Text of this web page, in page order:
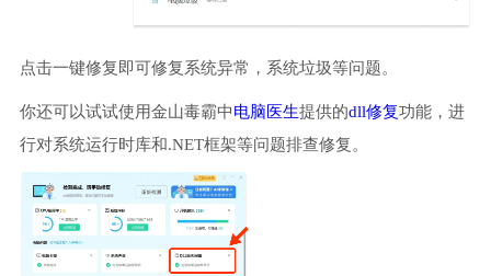
点击一键修复即可修复系统异常，系统垃圾等问题。
你还可以试试使用金山毒霸中电脑医生提供的dll修复功能，进
行对系统运行时库和.NET框架等问题排查修复。